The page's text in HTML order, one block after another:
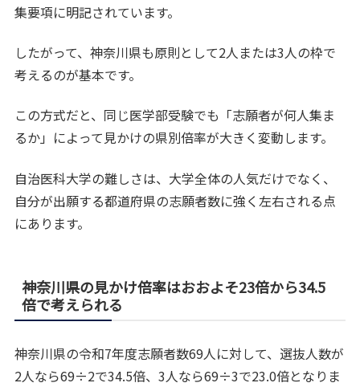
集要項に明記されています。
したがって、神奈川県も原則として2人または3人の枠で
考えるのが基本です。
この方式だと、同じ医学部受験でも「志願者が何人集ま
るか」によって見かけの県別倍率が大きく変動します。
自治医科大学の難しさは、大学全体の人気だけでなく、
自分が出願する都道府県の志願者数に強く左右される点
にあります。
神奈川県の見かけ倍率はおおよそ23倍から34.5
倍で考えられる
神奈川県の令和7年度志願者数69人に対して、選抜人数が
2人なら69÷2で34.5倍、3人なら69÷3で23.0倍となりま